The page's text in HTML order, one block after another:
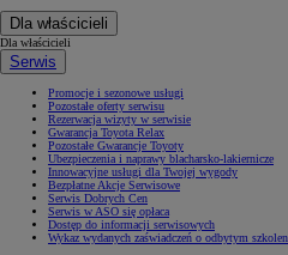
Dla właścicieli
Dla właścicieli
Serwis
Promocje i sezonowe usługi
Pozostałe oferty serwisu
Rezerwacja wizyty w serwisie
Gwarancja Toyota Relax
Pozostałe Gwarancje Toyoty
Ubezpieczenia i naprawy blacharsko-lakiernicze
Innowacyjne usługi dla Twojej wygody
Bezpłatne Akcje Serwisowe
Serwis Dobrych Cen
Serwis w ASO się opłaca
Dostęp do informacji serwisowych
Wykaz wydanych zaświadczeń o odbytym